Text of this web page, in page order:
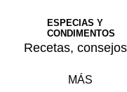
ESPECIAS Y
CONDIMENTOS
Recetas,
MÁS